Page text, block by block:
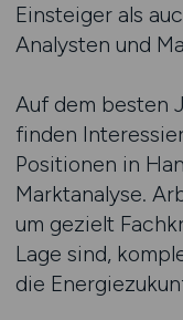
Einsteiger als
Analysten und
Auf dem besten
finden
Positionen in
Marktanalyse.
um gezielt
Lage sind,
die